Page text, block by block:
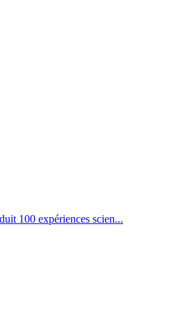
100 expériences scien...